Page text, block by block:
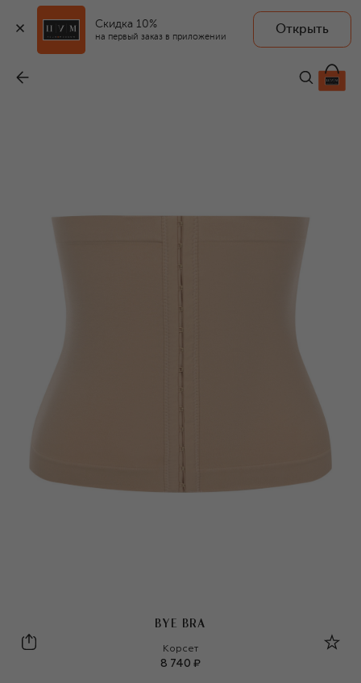
Скидка 10%
на первый заказ в приложении
Открыть
BYE BRA
BYE BRA
Bye Bra
Корсет
8 740 ₽